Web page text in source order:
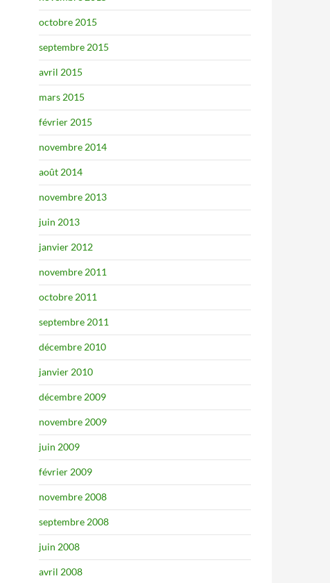
octobre 2015
septembre 2015
avril 2015
mars 2015
février 2015
novembre 2014
août 2014
novembre 2013
juin 2013
janvier 2012
novembre 2011
octobre 2011
septembre 2011
décembre 2010
janvier 2010
décembre 2009
novembre 2009
juin 2009
février 2009
novembre 2008
septembre 2008
juin 2008
avril 2008